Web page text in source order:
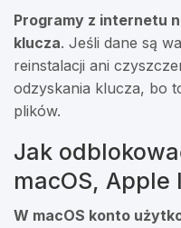
Programy z internetu
klucza. Jeśli dane są
reinstalacji ani
odzyskania klucza, bo
plików.
Jak
macOS, Apple
W macOS konto